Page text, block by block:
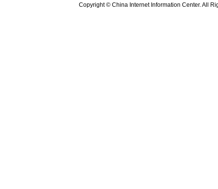
Copyright © China Internet Information Center. All